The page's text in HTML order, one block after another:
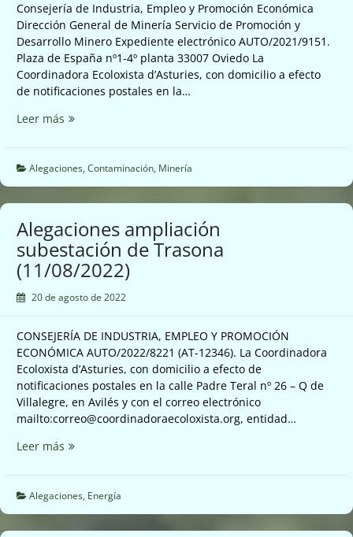
Corvera
(11/08/2022)
Consejería de Industria, Empleo y Promoción Económica
Dirección General de Minería Servicio de Promoción y
Desarrollo Minero Expediente electrónico AUTO/2021/9151.
Plaza de España nº1-4º planta 33007 Oviedo La
Coordinadora Ecoloxista d’Asturies, con domicilio a efecto
de notificaciones postales en la…
Leer más Alega
Marea
(11/08/2022)
Alegaciones, Contaminación, Minería
Alegaciones ampliación
subestación de Trasona
(11/08/2022)
20 de agosto de 2022
CONSEJERÍA DE INDUSTRIA, EMPLEO Y PROMOCIÓN
ECONÓMICA AUTO/2022/8221 (AT-12346). La Coordinadora
Ecoloxista d’Asturies, con domicilio a efecto de
notificaciones postales en la calle Padre Teral nº 26 – Q de
Villalegre, en Avilés y con el correo electrónico
mailto:correo@coordinadoraecoloxista.org, entidad…
Leer más Alegaciones
de
Trasona
(11/08/2022)
Alegaciones, Energía